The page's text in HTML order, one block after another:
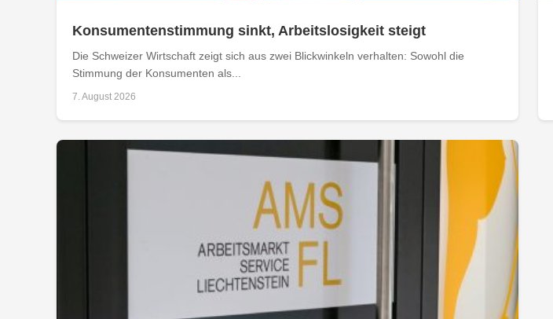
Konsumentenstimmung sinkt, Arbeitslosigkeit steigt
Die Schweizer Wirtschaft zeigt sich aus zwei Blickwinkeln verhalten: Sowohl die
Stimmung der Konsumenten als...
7. August 2026